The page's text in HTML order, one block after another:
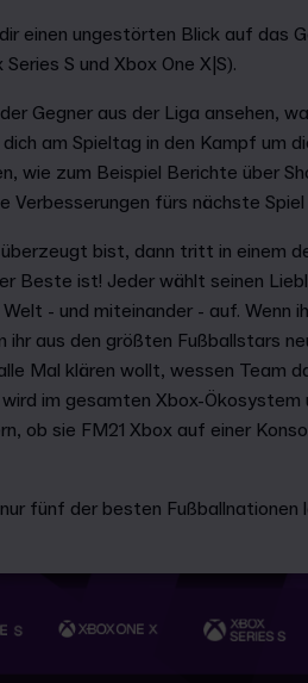
einen ungestörten Blick auf das
S und Xbox One X|S).
Gegner aus der Liga ansehen,
am Spieltag in den Kampf um
wie zum Beispiel Berichte über
Verbesserungen fürs nächste
bist, dann tritt in einem
Beste ist! Jeder wählt seinen
- und miteinander - auf. Wenn
aus den größten Fußballstars
Mal klären wollt, wessen Team
wird im gesamten Xbox-
ob sie FM21 Xbox auf einer
fünf der besten Fußballnationen